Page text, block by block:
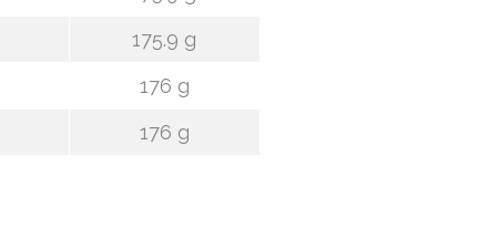
175.9 g
176 g
176 g